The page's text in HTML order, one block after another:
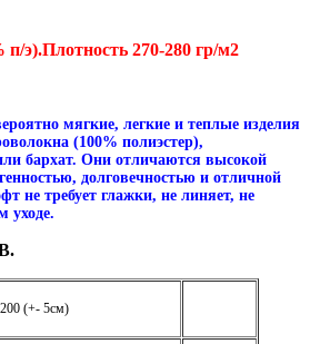
э).Плотность 270-280 гр/м2
мягкие, легкие и теплые изделия
(100% полиэстер),
бархат. Они отличаются высокой
долговечностью и отличной
не требует глажки, не линяет, не
уходе.
(+- 5см)